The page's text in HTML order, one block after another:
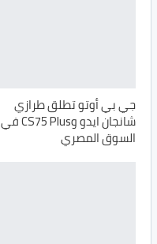
جي بي أوتو تطلق طرازي
شانجان ايدو وCS75 Plus في
السوق المصري